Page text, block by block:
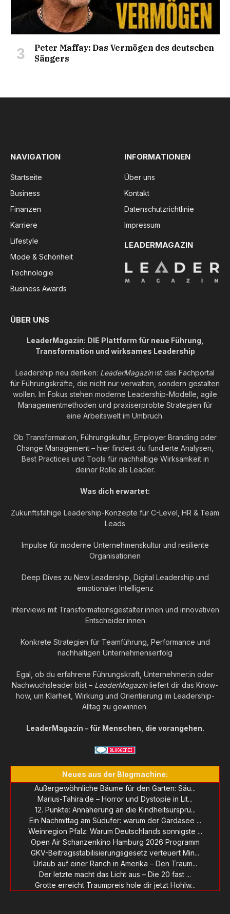
Peter Maffay: Das Vermögen des deutschen
Sängers
NAVIGATION
Startseite
Business
Finanzen
Karriere
Lifestyle
Mode & Schönheit
Technologie
Business Awards
INFORMATIONEN
Über uns
Kontakt
Datenschutzrichtlinie
Impressum
LEADERMAGAZIN
ÜBER UNS
LeaderMagazin: DIE Plattform für neue Führung,
Transformation und wirksames Leadership
Leadership neu denken: LeaderMagazinist das Fachportal
für Führungskräfte, die nicht nur verwalten, sondern gestalten
wollen. Im Fokus stehen moderne Leadership-Modelle, agile
Managementmethoden und praxiserprobte Strategien für
eine Arbeitswelt im Umbruch.
Ob Transformation, Führungskultur, Employer Branding oder
Change Management – hier findest du fundierte Analysen,
Best Practices und Tools für nachhaltige Wirksamkeit in
deiner Rolle als Leader.
Was dich erwartet:
Zukunftsfähige Leadership-Konzepte für C-Level, HR & Team
Leads
Impulse für moderne Unternehmenskultur und resiliente
Organisationen
Deep Dives zu New Leadership, Digital Leadership und
emotionaler Intelligenz
Interviews mit Transformationsgestalter:innen und innovativen
Entscheider:innen
Konkrete Strategien für Teamführung, Performance und
nachhaltigen Unternehmenserfolg
Egal, ob du erfahrene Führungskraft, Unternehmer:in oder
Nachwuchsleader bist – LeaderMagazinliefert dir das Know-
how, um Klarheit, Wirkung und Orientierung im Leadership-
Alltag zu gewinnen.
LeaderMagazin – für Menschen, die vorangehen.
Neues aus der Blogmachine:
Außergewöhnliche Bäume für den Garten: Säu...
Marius-Tahira.de – Horror und Dystopie in Lit...
12. Punkte: Annäherung an die Kindheitsursprü...
Ein Nachmittag am Südufer: warum der Gardasee ...
Weinregion Pfalz: Warum Deutschlands sonnigste ...
Open Air Schanzenkino Hamburg 2026 Programm
GKV-Beitragsstabilisierungsgesetz verteuert Min...
Urlaub auf einer Ranch in Amerika – Den Traum...
Der letzte macht das Licht aus – Die 20 fast ...
Grotte erreicht Traumpreis hole dir jetzt Hohlw...